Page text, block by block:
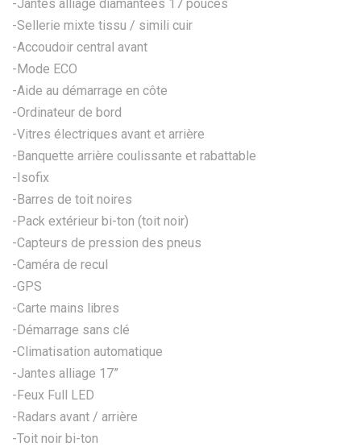
-Jantes alliage diamantées 17 pouces
-Sellerie mixte tissu / simili cuir
-Accoudoir central avant
-Mode ECO
-Aide au démarrage en côte
-Ordinateur de bord
-Vitres électriques avant et arrière
-Banquette arrière coulissante et rabattable
-Isofix
-Barres de toit noires
-Pack extérieur bi-ton (toit noir)
-Capteurs de pression des pneus
-Caméra de recul
-GPS
-Carte mains libres
-Démarrage sans clé
-Climatisation automatique
-Jantes alliage 17”
-Feux Full LED
-Radars avant / arrière
-Toit noir bi-ton